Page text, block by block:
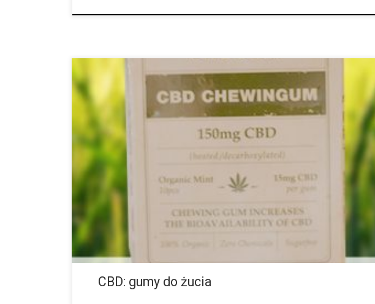
Wiadomo już, że CBD ma wiele właściwości leczniczych i coraz więcej ludzi, którzy
cierpią na różne choroby i związane z nimi bóle, decyduje się na zrezygnowanie z
leków, które mają […]
CBD: gumy do żucia